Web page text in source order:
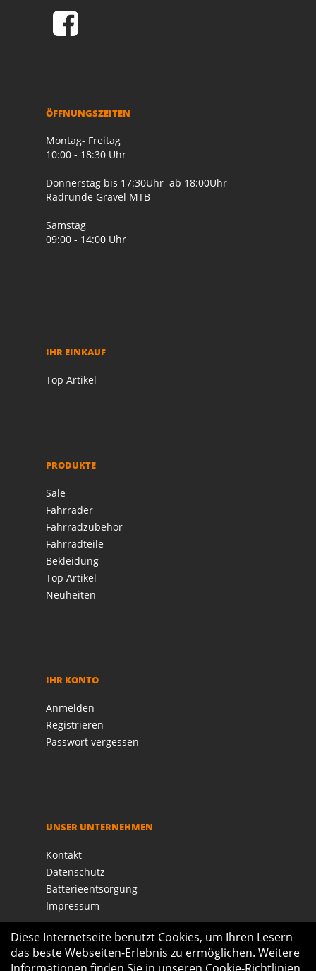
ÖFFNUNGSZEITEN
Montag- Freitag
10:00 - 18:30 Uhr
Donnerstag bis 17:30Uhr ab 18:00Uhr
Radrunde Gravel MTB
Samstag
09:00 - 14:00 Uhr
IHR EINKAUF
Top Artikel
PRODUKTE
Sale
Fahrräder
Fahrradzubehör
Fahrradteile
Bekleidung
Top Artikel
Neuheiten
IHR KONTO
Anmelden
Registrieren
Passwort vergessen
UNSER UNTERNEHMEN
Kontakt
Datenschutz
Batterieentsorgung
Impressum
Diese Internetseite benutzt Cookies, um Ihren Lesern
das beste Webseiten-Erlebnis zu ermöglichen. Weitere